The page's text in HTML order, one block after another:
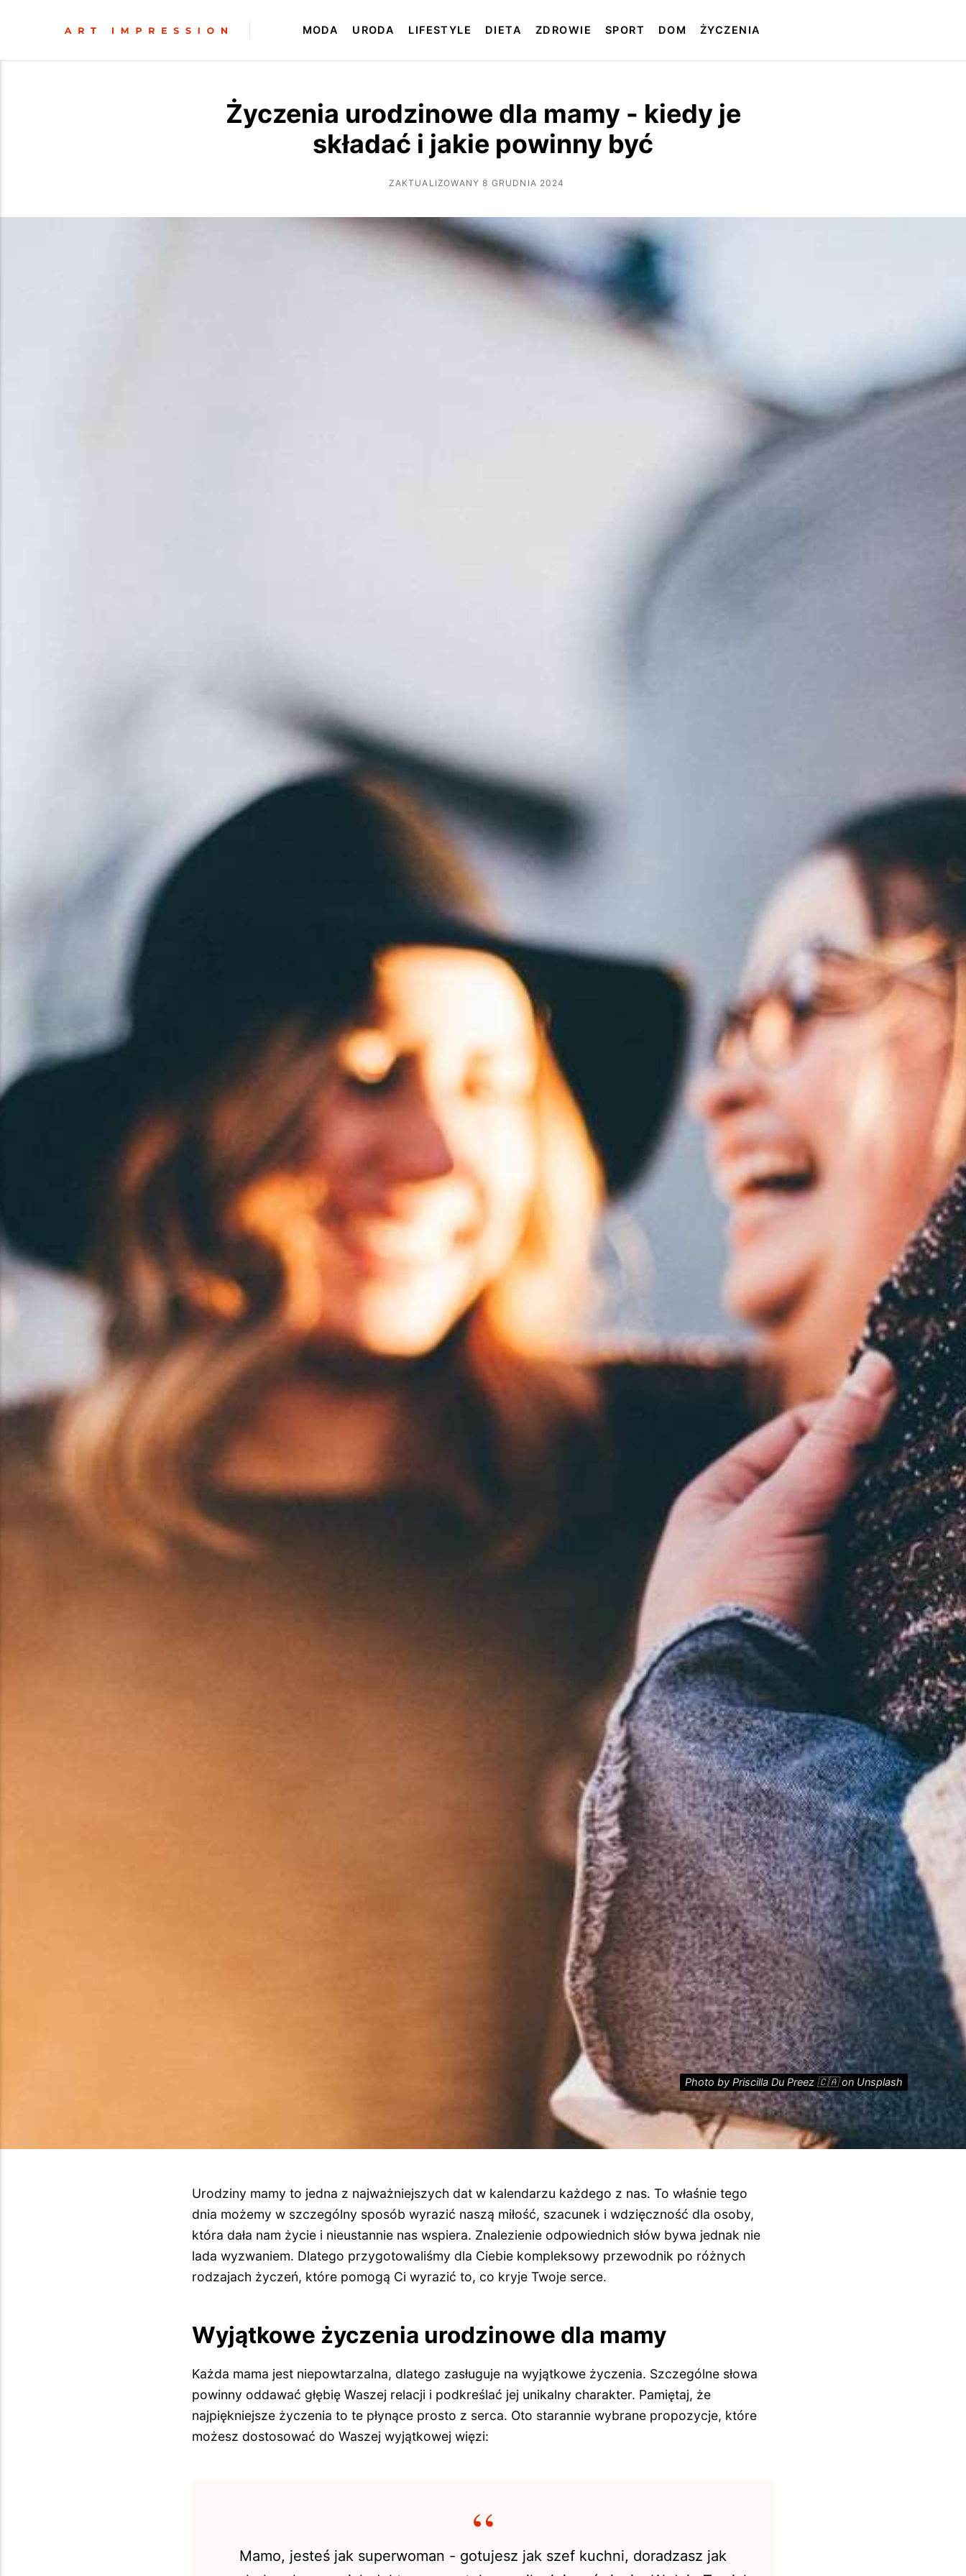
MODA URODA LIFESTYLE DIETA ZDROWIE SPORT DOM ŻYCZENIA
Życzenia urodzinowe dla mamy - kiedy je
składać i jakie powinny być
ZAKTUALIZOWANY 8 GRUDNIA 2024
Photo by Priscilla Du Preez 🇨🇦 on Unsplash
Urodziny mamy to jedna z najważniejszych dat w kalendarzu każdego z nas. To właśnie tego
dnia możemy w szczególny sposób wyrazić naszą miłość, szacunek i wdzięczność dla osoby,
która dała nam życie i nieustannie nas wspiera. Znalezienie odpowiednich słów bywa jednak nie
lada wyzwaniem. Dlatego przygotowaliśmy dla Ciebie kompleksowy przewodnik po różnych
rodzajach życzeń, które pomogą Ci wyrazić to, co kryje Twoje serce.
Wyjątkowe życzenia urodzinowe dla mamy
Każda mama jest niepowtarzalna, dlatego zasługuje na wyjątkowe życzenia. Szczególne słowa
powinny oddawać głębię Waszej relacji i podkreślać jej unikalny charakter. Pamiętaj, że
najpiękniejsze życzenia to te płynące prosto z serca. Oto starannie wybrane propozycje, które
możesz dostosować do Waszej wyjątkowej więzi:
Mamo, jesteś jak superwoman - gotujesz jak szef kuchni, doradzasz jak